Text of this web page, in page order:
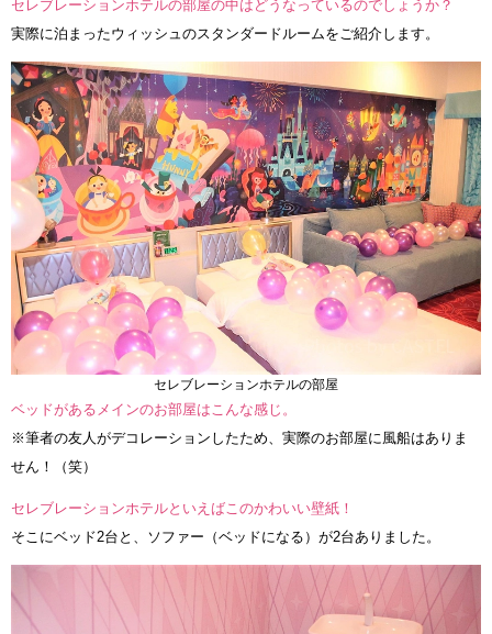
セレブレーションホテルの部屋の中はどうなっているのでしょうか？
実際に泊まったウィッシュのスタンダードルームをご紹介します。
セレブレーションホテルの部屋
ベッドがあるメインのお部屋はこんな感じ。
※筆者の友人がデコレーションしたため、実際のお部屋に風船はありま
せん！（笑）
セレブレーションホテルといえばこのかわいい壁紙！
そこにベッド2台と、ソファー（ベッドになる）が2台ありました。